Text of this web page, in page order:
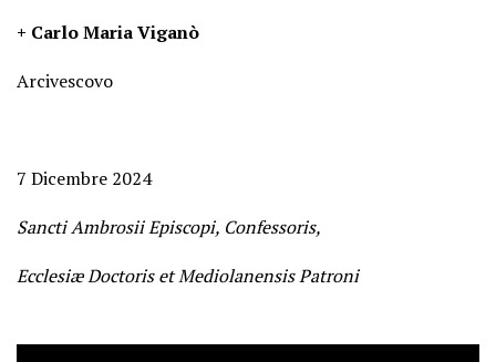
+ Carlo Maria Viganò
Arcivescovo
7 Dicembre 2024
Sancti Ambrosii Episcopi, Confessoris,
Ecclesiæ Doctoris et Mediolanensis Patroni